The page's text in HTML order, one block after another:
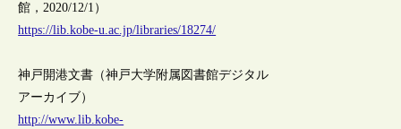
館，2020/12/1）
https://lib.kobe-u.ac.jp/libraries/18274/
神戸開港文書（神戸大学附属図書館デジタル
アーカイブ）
http://www.lib.kobe-